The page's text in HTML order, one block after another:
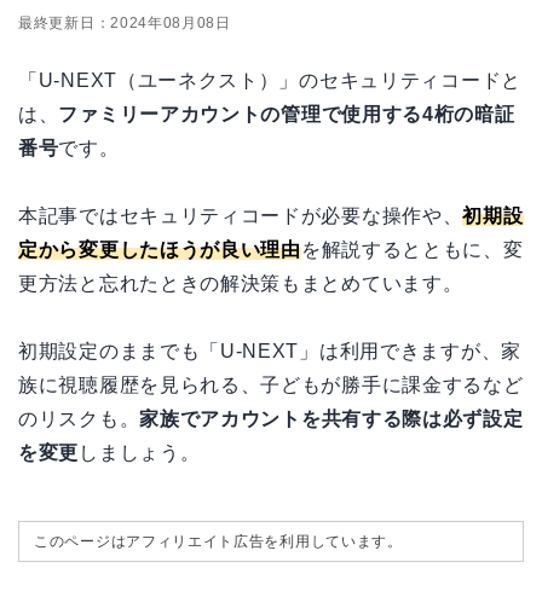
最終更新日：2024年08月08日
「U-NEXT（ユーネクスト）」のセキュリティコードと
は、 ファミリーアカウントの管理で使用する4桁の暗証
番号です。
本記事ではセキュリティコードが必要な操作や、初期設
定から変更したほうが良い理由を解説するとともに、変
更方法と忘れたときの解決策もまとめています。
初期設定のままでも「U-NEXT」は利用できますが、家
族に視聴履歴を見られる、子どもが勝手に課金するなど
のリスクも。家族でアカウントを共有する際は必ず設定
を変更 しましょう。
このページはアフィリエイト広告を利用しています。